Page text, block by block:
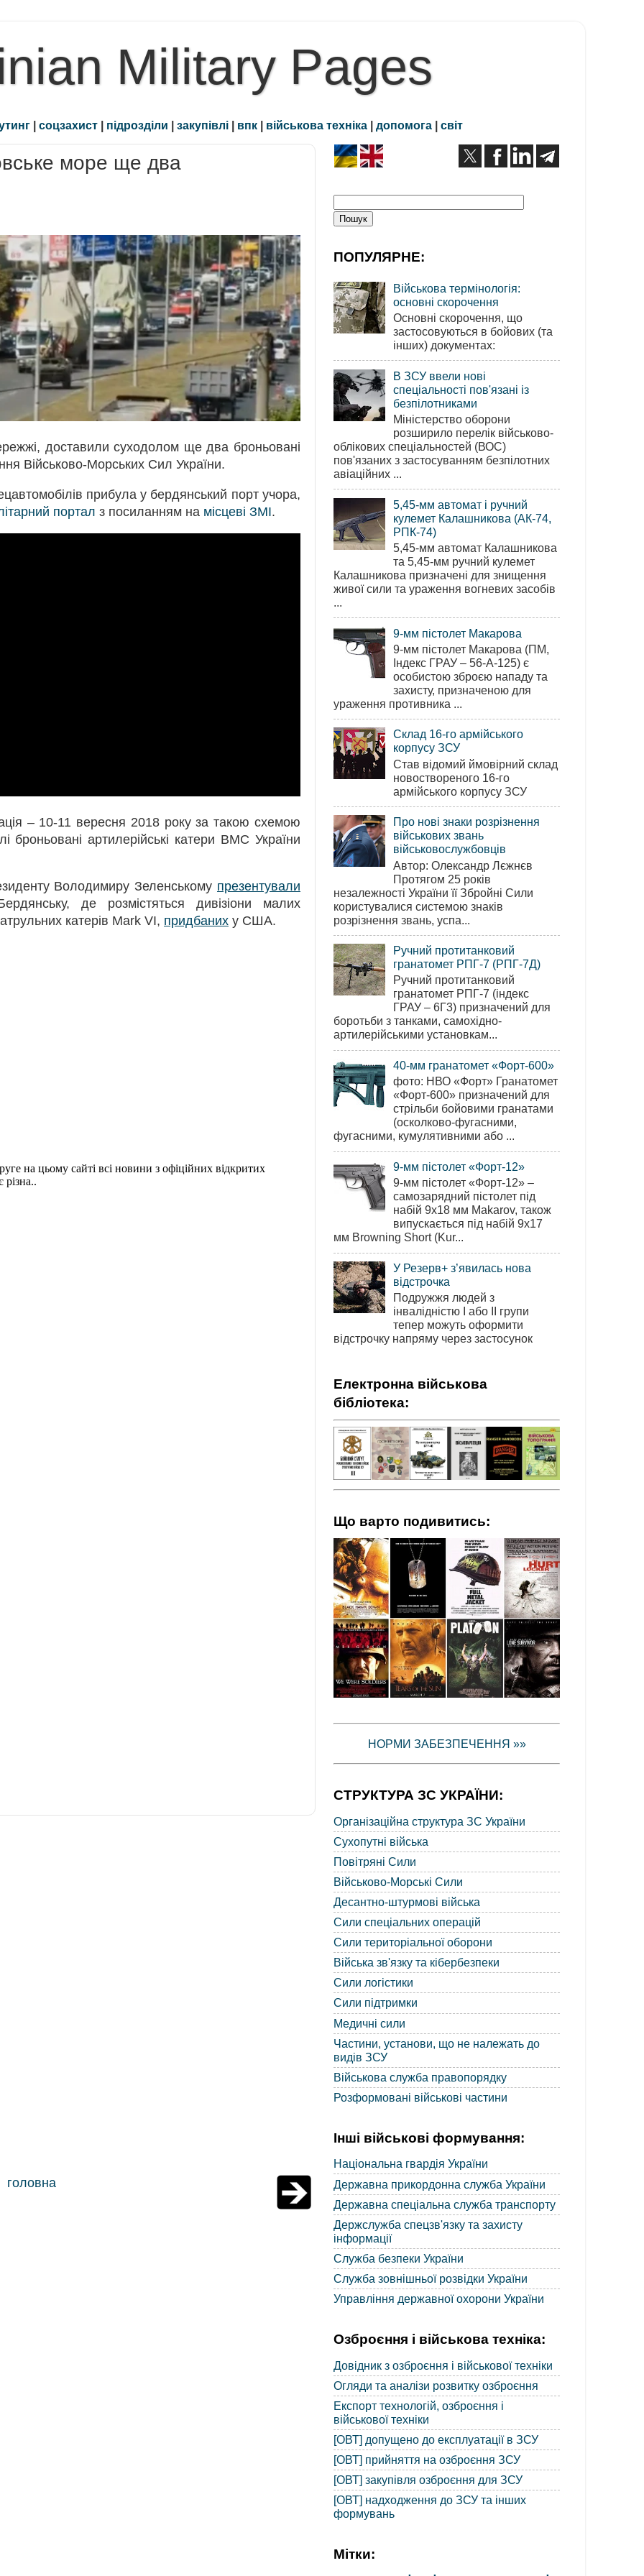
Military Pages
| соцзахист | підрозділи | закупівлі | впк | військова техніка | допомога | світ
море ще два
доставили суходолом ще два броньовані
Військово-Морських Сил України.
прибула у бердянський порт учора,
портал з посиланням на місцеві ЗМІ.
– 10-11 вересня 2018 року за такою схемою
броньовані артилерійські катери ВМС України
Володимиру Зеленському презентували
де розмістяться дивізіони малих
катерів Mark VI, придбаних у США.
головна
ПОПУЛЯРНЕ:
Військова термінологія:
основні скорочення
Основні скорочення, що
застосовуються в бойових (та
інших) документах:
В ЗСУ ввели нові
спеціальності пов'язані із
безпілотниками
Міністерство оборони
розширило перелік військово-
облікових спеціальностей (ВОС)
пов'язаних з застосуванням безпілотних
авіаційних ...
5,45-мм автомат і ручний
кулемет Калашникова (АК-74,
РПК-74)
5,45-мм автомат Калашникова
та 5,45-мм ручний кулемет
Калашникова призначені для знищення
живої сили та ураження вогневих засобів
...
9-мм пістолет Макарова
9-мм пістолет Макарова (ПМ,
Індекс ГРАУ – 56-А-125) є
особистою зброєю нападу та
захисту, призначеною для
ураження противника ...
Склад 16-го армійського
корпусу ЗСУ
Став відомий ймовірний склад
новоствореного 16-го
армійського корпусу ЗСУ
Про нові знаки розрізнення
військових звань
військовослужбовців
Автор: Олександр Лєжнєв
Протягом 25 років
незалежності України її Збройні Сили
користувалися системою знаків
розрізнення звань, успа...
Ручний протитанковий
гранатомет РПГ-7 (РПГ-7Д)
Ручний протитанковий
гранатомет РПГ-7 (індекс
ГРАУ – 6Г3) призначений для
боротьби з танками, самохідно-
артилерійськими установкам...
40-мм гранатомет «Форт-600»
фото: НВО «Форт» Гранатомет
«Форт-600» призначений для
стрільби бойовими гранатами
(осколково-фугасними,
фугасними, кумулятивними або ...
9-мм пістолет «Форт-12»
9-мм пістолет «Форт-12» –
самозарядний пістолет під
набій 9х18 мм Makarov, також
випускається під набій 9х17
мм Browning Short (Kur...
У Резерв+ з’явилась нова
відстрочка
Подружжя людей з
інвалідністю І або ІІ групи
тепер можуть оформити
відстрочку напряму через застосунок
Електронна військова
бібліотека:
Що варто подивитись:
НОРМИ ЗАБЕЗПЕЧЕННЯ »»
СТРУКТУРА ЗС УКРАЇНИ:
Організаційна структура ЗС України
Сухопутні війська
Повітряні Сили
Військово-Морські Сили
Десантно-штурмові війська
Сили спеціальних операцій
Сили територіальної оборони
Війська зв'язку та кібербезпеки
Сили логістики
Сили підтримки
Медичні сили
Частини, установи, що не належать до
видів ЗСУ
Військова служба правопорядку
Розформовані військові частини
Інші військові формування:
Національна гвардія України
Державна прикордонна служба України
Державна спеціальна служба транспорту
Держслужба спецзв'язку та захисту
інформації
Служба безпеки України
Служба зовнішньої розвідки України
Управління державної охорони України
Озброєння і військова техніка:
Довідник з озброєння і військової техніки
Огляди та аналізи розвитку озброєння
Експорт технологій, озброєння і
військової техніки
[ОВТ] допущено до експлуатації в ЗСУ
[ОВТ] прийняття на озброєння ЗСУ
[ОВТ] закупівля озброєння для ЗСУ
[ОВТ] надходження до ЗСУ та інших
формувань
Мітки: